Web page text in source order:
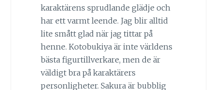
karaktärens sprudlande glädje och
har ett varmt leende. Jag blir alltid
lite smått glad när jag tittar på
henne. Kotobukiya är inte världens
bästa figurtillverkare, men de är
väldigt bra på karaktärers
personligheter. Sakura är bubblig